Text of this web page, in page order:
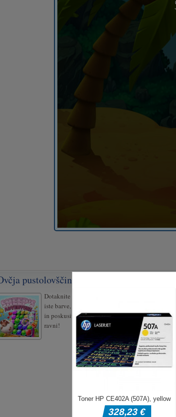
pustolovščina
Dotaknite se skupine vsaj 3 blokov
iste barve, da jih odstranite iz polja
in poskusite izpolniti vse cilje
ravni!